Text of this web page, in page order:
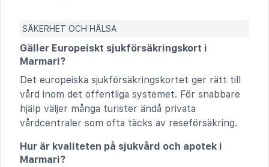
SÄKERHET OCH HÄLSA
Gäller Europeiskt sjukförsäkringskort i
Marmari?
Det europeiska sjukförsäkringskortet ger rätt till
vård inom det offentliga systemet. För snabbare
hjälp väljer många turister ändå privata
vårdcentraler som ofta täcks av reseförsäkring.
Hur är kvaliteten på sjukvård och apotek i
Marmari?